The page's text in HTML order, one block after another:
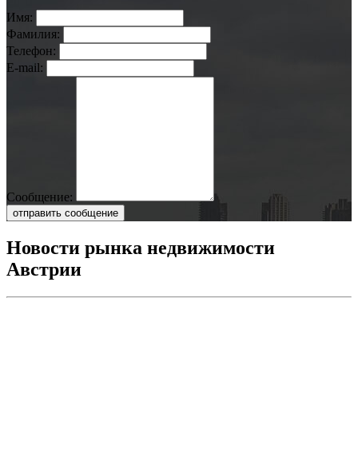
Имя:
Фамилия:
Телефон:
E-mail:
Сообщение:
отправить сообщение
Новости рынка недвижимости
Австрии